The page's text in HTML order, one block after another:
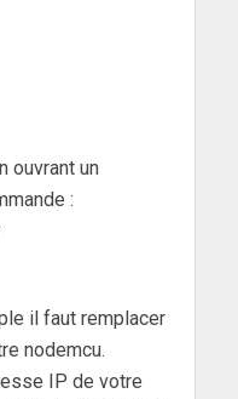
ouvrant un
:
il faut remplacer
nodemcu.
IP de votre